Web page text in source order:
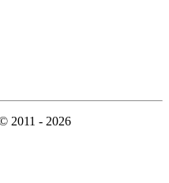
2011 - 2026